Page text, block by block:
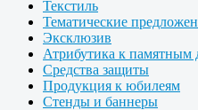
Текстиль
Тематические
Эксклюзив
Атрибутика к
Средства защиты
Продукция к юбилеям
Стенды и баннеры